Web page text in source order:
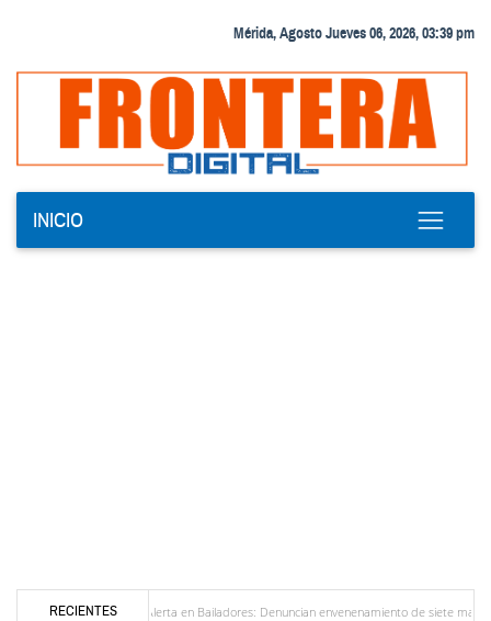
Mérida, Agosto Jueves 06, 2026, 03:39 pm
INICIO
RECIENTES
Alerta en Bailadores: Denuncian envenenamiento de siete mascotas en El